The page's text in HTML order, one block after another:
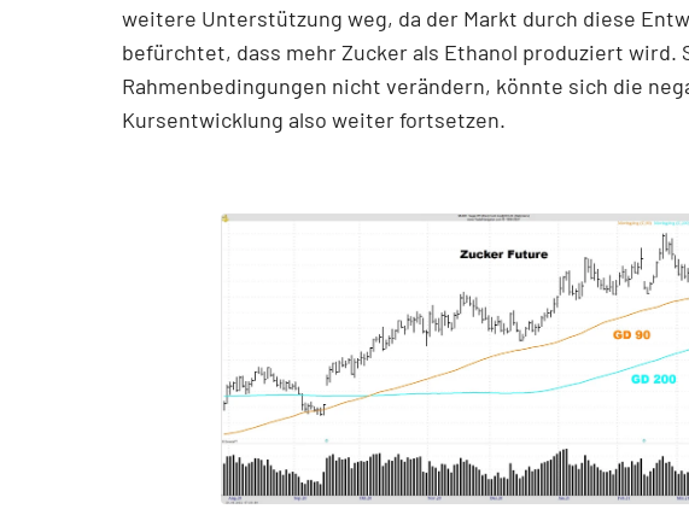
weitere Unterstützung weg, da der Markt durch diese
befürchtet, dass mehr Zucker als Ethanol produziert wird.
Rahmenbedingungen nicht verändern, könnte sich die
Kursentwicklung also weiter fortsetzen.